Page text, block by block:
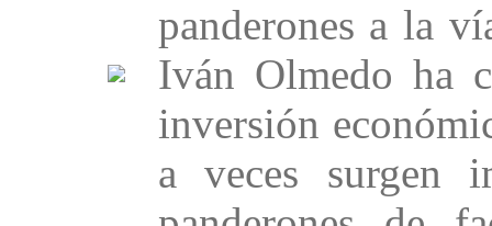
panderones a la
Iván Olmedo ha
inversión
a veces surgen